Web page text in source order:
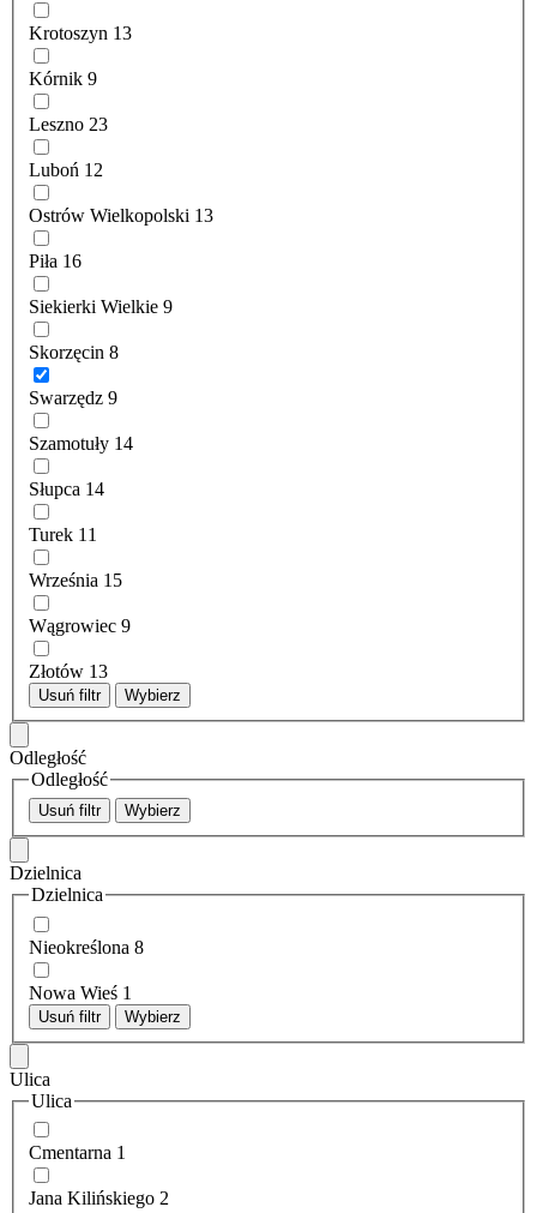
Krotoszyn 13
Kórnik 9
Leszno 23
Luboń 12
Ostrów Wielkopolski 13
Piła 16
Siekierki Wielkie 9
Skorzęcin 8
Swarzędz 9
Szamotuły 14
Słupca 14
Turek 11
Września 15
Wągrowiec 9
Złotów 13
Usuń filtr Wybierz
Odległość
Odległość
Usuń filtr Wybierz
Dzielnica
Dzielnica
Nieokreślona 8
Nowa Wieś 1
Usuń filtr Wybierz
Ulica
Ulica
Cmentarna 1
Jana Kilińskiego 2